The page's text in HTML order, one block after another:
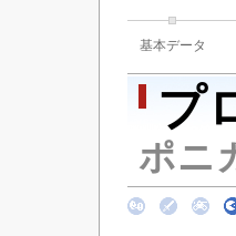
基本データ
プ
ポニ